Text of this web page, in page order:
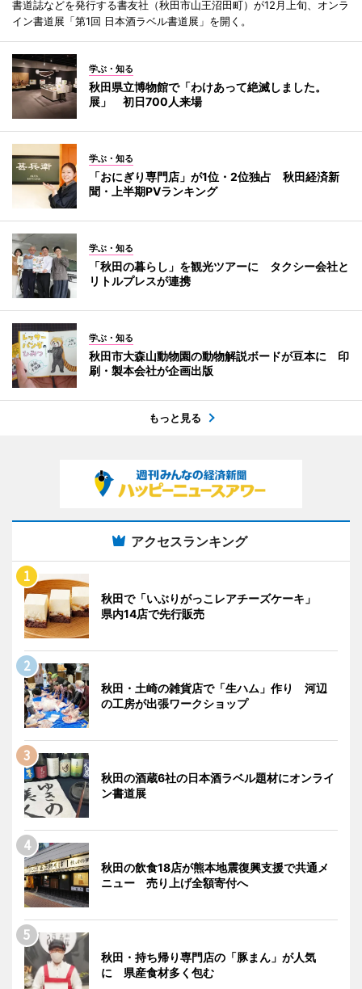
書道誌などを発行する書友社（秋田市山王沼田町）が12月上旬、オンラ
イン書道展「第1回 日本酒ラベル書道展」を開く。
学ぶ・知る
秋田県立博物館で「わけあって絶滅しました。
展」 初日700人来場
学ぶ・知る
「おにぎり専門店」が1位・2位独占 秋田経済新
聞・上半期PVランキング
学ぶ・知る
「秋田の暮らし」を観光ツアーに タクシー会社と
リトルプレスが連携
学ぶ・知る
秋田市大森山動物園の動物解説ボードが豆本に 印
刷・製本会社が企画出版
もっと見る
アクセスランキング
秋田で「いぶりがっこレアチーズケーキ」
県内14店で先行販売
秋田・土崎の雑貨店で「生ハム」作り 河辺
の工房が出張ワークショップ
秋田の酒蔵6社の日本酒ラベル題材にオンライ
ン書道展
秋田の飲食18店が熊本地震復興支援で共通メ
ニュー 売り上げ全額寄付へ
秋田・持ち帰り専門店の「豚まん」が人気
に 県産食材多く包む